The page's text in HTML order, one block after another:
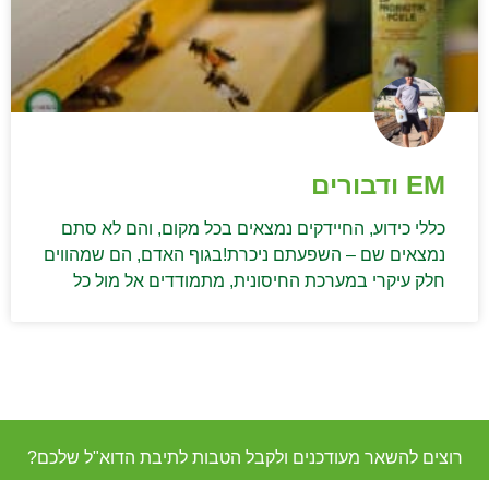
EM ודבורים
כללי כידוע, החיידקים נמצאים בכל מקום, והם לא סתם
נמצאים שם – השפעתם ניכרת!בגוף האדם, הם שמהווים
חלק עיקרי במערכת החיסונית, מתמודדים אל מול כל
רוצים להשאר מעודכנים ולקבל הטבות לתיבת הדוא"ל שלכם?